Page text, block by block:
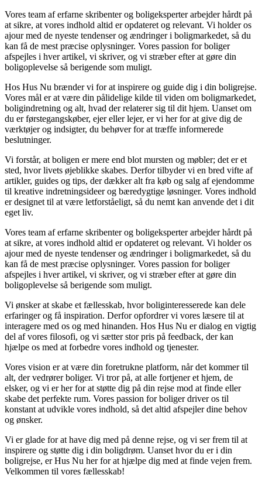
Vores team af erfarne skribenter og boligeksperter arbejder hårdt på
at sikre, at vores indhold altid er opdateret og relevant. Vi holder os
ajour med de nyeste tendenser og ændringer i boligmarkedet, så du
kan få de mest præcise oplysninger. Vores passion for boliger
afspejles i hver artikel, vi skriver, og vi stræber efter at gøre din
boligoplevelse så berigende som muligt.
Hos Hus Nu brænder vi for at inspirere og guide dig i din boligrejse.
Vores mål er at være din pålidelige kilde til viden om boligmarkedet,
boligindretning og alt, hvad der relaterer sig til dit hjem. Uanset om
du er førstegangskøber, ejer eller lejer, er vi her for at give dig de
værktøjer og indsigter, du behøver for at træffe informerede
beslutninger.
Vi forstår, at boligen er mere end blot mursten og møbler; det er et
sted, hvor livets øjeblikke skabes. Derfor tilbyder vi en bred vifte af
artikler, guides og tips, der dækker alt fra køb og salg af ejendomme
til kreative indretningsideer og bæredygtige løsninger. Vores indhold
er designet til at være letforståeligt, så du nemt kan anvende det i dit
eget liv.
Vores team af erfarne skribenter og boligeksperter arbejder hårdt på
at sikre, at vores indhold altid er opdateret og relevant. Vi holder os
ajour med de nyeste tendenser og ændringer i boligmarkedet, så du
kan få de mest præcise oplysninger. Vores passion for boliger
afspejles i hver artikel, vi skriver, og vi stræber efter at gøre din
boligoplevelse så berigende som muligt.
Vi ønsker at skabe et fællesskab, hvor boliginteresserede kan dele
erfaringer og få inspiration. Derfor opfordrer vi vores læsere til at
interagere med os og med hinanden. Hos Hus Nu er dialog en vigtig
del af vores filosofi, og vi sætter stor pris på feedback, der kan
hjælpe os med at forbedre vores indhold og tjenester.
Vores vision er at være din foretrukne platform, når det kommer til
alt, der vedrører boliger. Vi tror på, at alle fortjener et hjem, de
elsker, og vi er her for at støtte dig på din rejse mod at finde eller
skabe det perfekte rum. Vores passion for boliger driver os til
konstant at udvikle vores indhold, så det altid afspejler dine behov
og ønsker.
Vi er glade for at have dig med på denne rejse, og vi ser frem til at
inspirere og støtte dig i din boligdrøm. Uanset hvor du er i din
boligrejse, er Hus Nu her for at hjælpe dig med at finde vejen frem.
Velkommen til vores fællesskab!